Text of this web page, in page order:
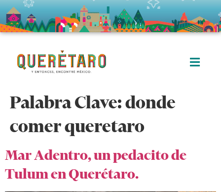
Palabra Clave:donde
comer queretaro
Mar Adentro, un pedacito de
Tulum en Querétaro.